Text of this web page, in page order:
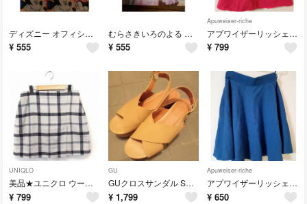
ディズニー オフィシャル イラスト集 DREM ART WORLD ラッセン
¥ 555
むらさきいろのよる むらさき 東方 同人誌
¥ 555
Apuweiser-riche
アプワイザーリッシェ ベリーピンク スカート ウール S
¥ 799
UNIQLO
美品★ユニクロ ウール モノトーン チェックスカート
¥ 799
GU
GUクロスサンダル Sサイズ ウェッジソール 22.5〜23cm
¥ 1,799
Apuweiser-riche
アプワイザーリッシェ ブルー 膝丈スカート
¥ 650